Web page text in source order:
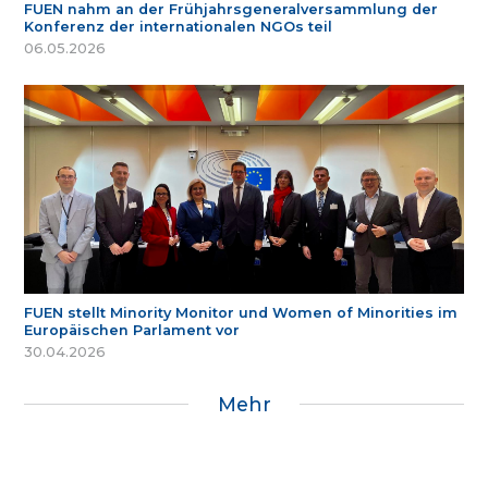
FUEN nahm an der Frühjahrsgeneralversammlung der
Konferenz der internationalen NGOs teil
06.05.2026
FUEN stellt Minority Monitor und Women of Minorities im
Europäischen Parlament vor
30.04.2026
Mehr